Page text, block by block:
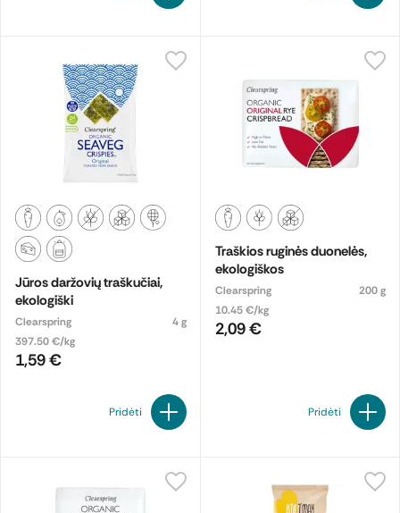
Jūros daržovių traškučiai,
ekologiški
Clearspring
4 g
397.50 €/kg
1,59 €
Pridėti
Traškios ruginės duonelės,
ekologiškos
Clearspring
200 g
10.45 €/kg
2,09 €
Pridėti